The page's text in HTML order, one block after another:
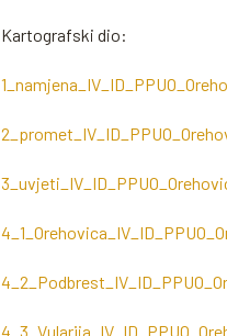
Kartografski dio: